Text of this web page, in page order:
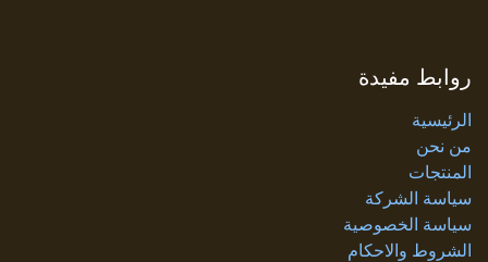
روابط مفيدة
الرئيسية
من نحن
المنتجات
سياسة الشركة
سياسة الخصوصية
الشروط والاحكام